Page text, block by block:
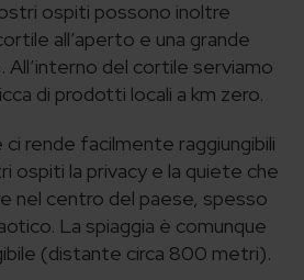
ospiti possono inoltre
all’aperto e una grande
All’interno del cortile serviamo
di prodotti locali a km zero.
rende facilmente raggiungibili
ospiti la privacy e la quiete che
nel centro del paese, spesso
La spiaggia è comunque
(distante circa 800 metri).